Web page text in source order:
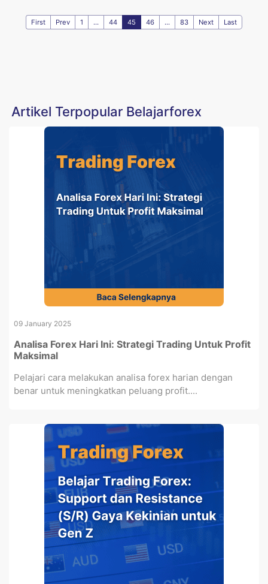
First Prev 1 ... 44 45 46 ... 83 Next Last
Artikel Terpopular Belajarforex
09 January 2025
Analisa Forex Hari Ini: Strategi Trading Untuk Profit
Maksimal
Pelajari cara melakukan analisa forex harian dengan
benar untuk meningkatkan peluang profit....